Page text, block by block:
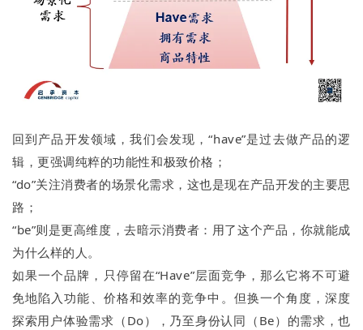
回到产品开发领域，我们会发现，“have”是过去做产品的逻
辑，更强调纯粹的功能性和极致价格；
“do”关注消费者的场景化需求，这也是现在产品开发的主要思
路；
“be”则是更高维度，去暗示消费者：用了这个产品，你就能成
为什么样的人。
如果一个品牌，只停留在“Have”层面竞争，那么它将不可避
免地陷入功能、价格和效率的竞争中。但换一个角度，深度
探索用户体验需求（Do），乃至身份认同（Be）的需求，也